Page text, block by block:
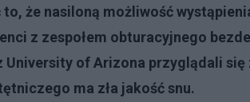
że nasiloną możliwość
z zespołem obturacyjnego
University of Arizona przyglądali
ma zła jakość snu.